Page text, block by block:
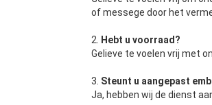
of messege door het
2.
Hebt u voorraad?
Gelieve te voelen vrij met
3. Steunt u aangepast
Ja, hebben wij de dienst